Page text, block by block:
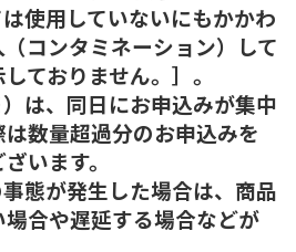
使用していないにもかかわ
コンタミネーション）して
ておりません。］。
は、同日にお申込みが集中
数量超過分のお申込みを
います。
態が発生した場合は、商品
合や遅延する場合などが